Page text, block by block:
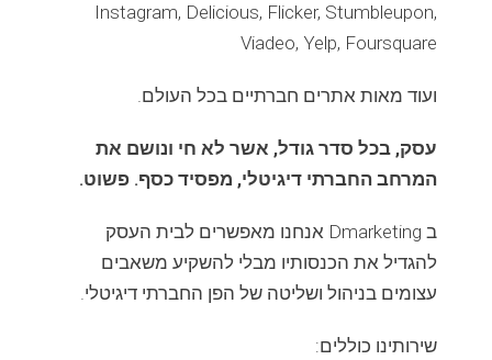
Instagram, Delicious, Flicker, Stumbleupon,
Viadeo, Yelp, Foursquare
ועוד מאות אתרים חברתיים בכל העולם.
עסק, בכל סדר גודל, אשר לא חי ונושם את
המרחב החברתי דיגיטלי, מפסיד כסף. פשוט.
ב Dmarketing אנחנו מאפשרים לבית העסק
להגדיל את הכנסותיו מבלי להשקיע משאבים
עצומים בניהול ושליטה של הפן החברתי דיגיטלי.
שירותינו כוללים: